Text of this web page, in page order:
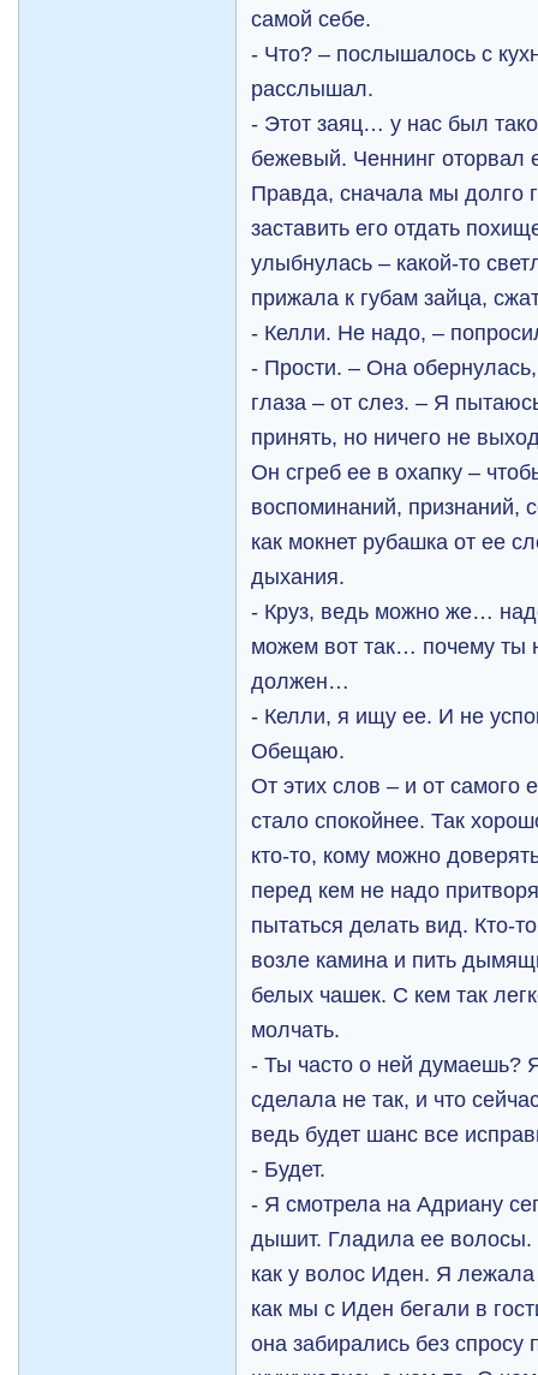
самой себе.
- Что? – послышалось с
расслышал.
- Этот заяц… у нас был
бежевый. Ченнинг
Правда, сначала мы долго
заставить его отдать
улыбнулась – какой-то
прижала к губам зайца,
- Келли. Не надо, –
- Прости. – Она
глаза – от слез. – Я
принять, но ничего не
Он сгреб ее в охапку –
воспоминаний, признаний,
как мокнет рубашка от ее
дыхания.
- Круз, ведь можно же…
можем вот так… почему ты
должен…
- Келли, я ищу ее. И не
Обещаю.
От этих слов – и от самого
стало спокойнее. Так
кто-то, кому можно
перед кем не надо
пытаться делать вид. Кто-
возле камина и пить
белых чашек. С кем так
молчать.
- Ты часто о ней думаешь?
сделала не так, и что
ведь будет шанс все
- Будет.
- Я смотрела на Адриану
дышит. Гладила ее волосы.
как у волос Иден. Я
как мы с Иден бегали в
она забирались без